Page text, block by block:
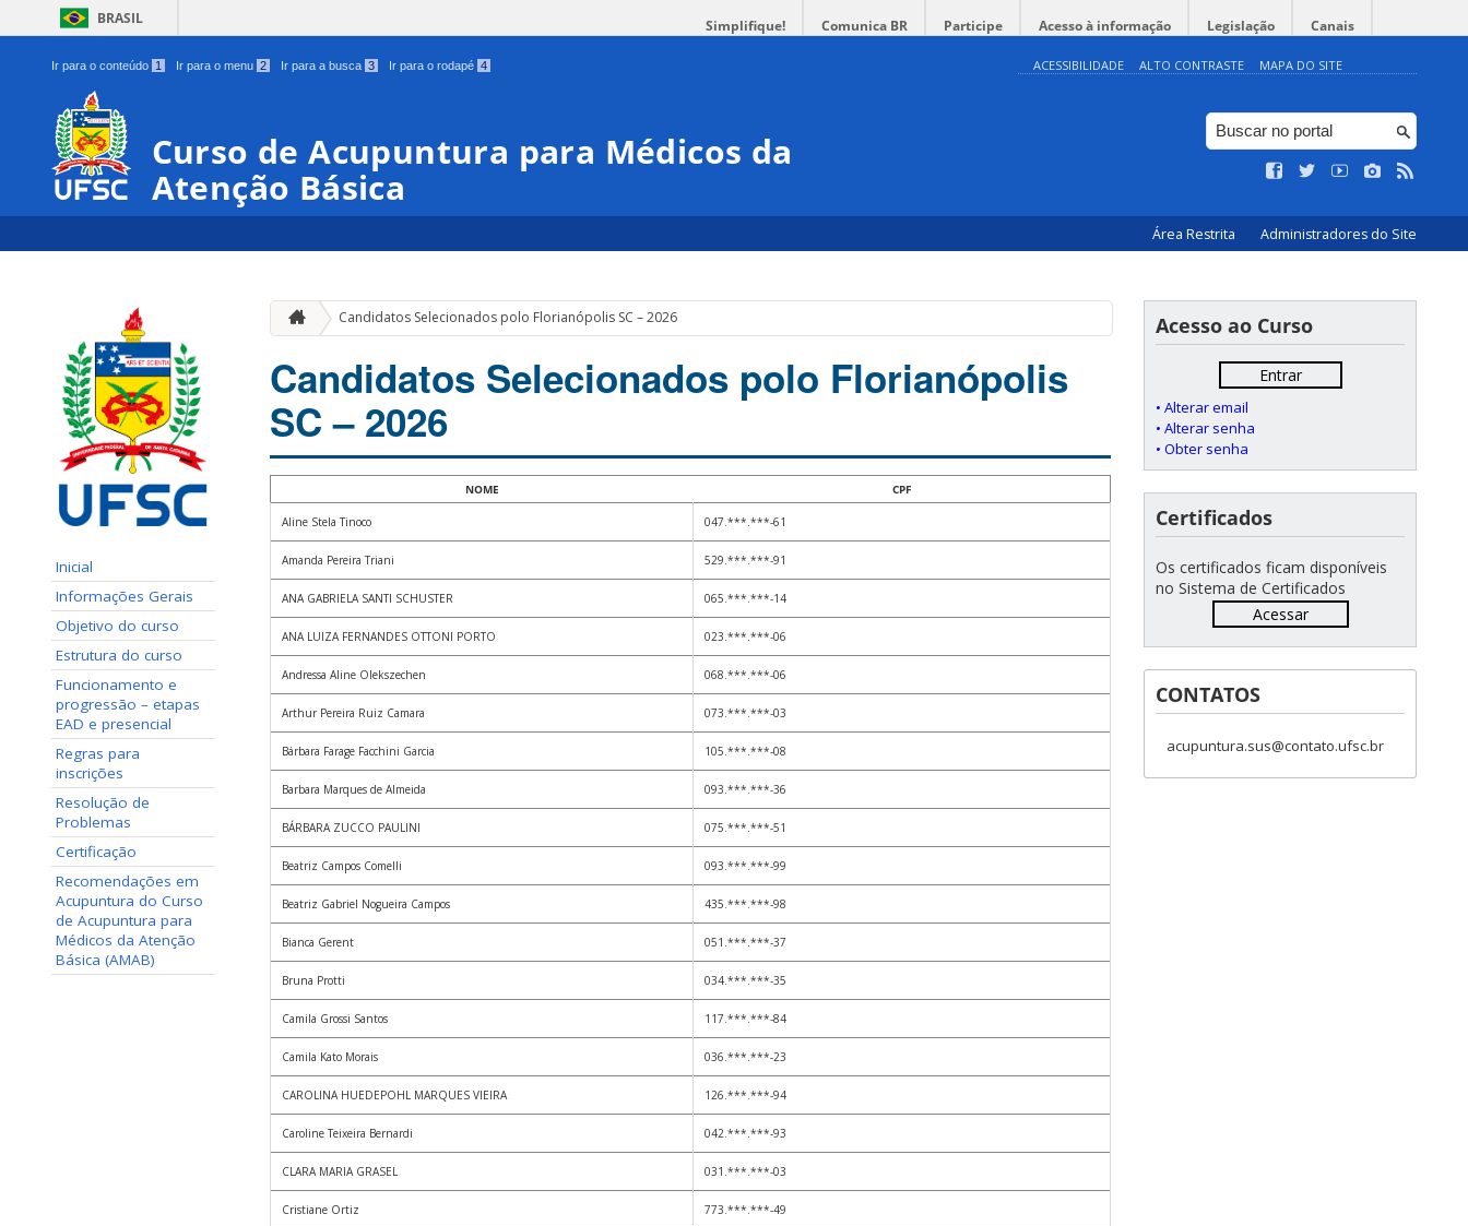
BRASIL Simplifique! Comunica BR Participe Acesso à informação Legislação Canais
Ir para o conteúdo 1 Ir para o menu 2 Ir para a busca 3 Ir para o rodapé 4 ACESSIBILIDADE ALTO CONTRASTE MAPA DO SITE
Curso de Acupuntura para Médicos da
Atenção Básica
Área Restrita Administradores do Site
Inicial
Informações Gerais
Objetivo do curso
Estrutura do curso
Funcionamento e
progressão – etapas
EAD e presencial
Regras para
inscrições
Resolução de
Problemas
Certificação
Recomendações em
Acupuntura do Curso
de Acupuntura para
Médicos da Atenção
Básica (AMAB)
Candidatos Selecionados polo Florianópolis SC – 2026
Candidatos Selecionados polo Florianópolis
SC – 2026
NOME CPF
Aline Stela Tinoco 047.***.***-61
Amanda Pereira Triani 529.***.***-91
ANA GABRIELA SANTI SCHUSTER 065.***.***-14
ANA LUIZA FERNANDES OTTONI PORTO 023.***.***-06
Andressa Aline Olekszechen 068.***.***-06
Arthur Pereira Ruiz Camara 073.***.***-03
Bárbara Farage Facchini Garcia 105.***.***-08
Barbara Marques de Almeida 093.***.***-36
BÁRBARA ZUCCO PAULINI 075.***.***-51
Beatriz Campos Comelli 093.***.***-99
Beatriz Gabriel Nogueira Campos 435.***.***-98
Bianca Gerent 051.***.***-37
Bruna Protti 034.***.***-35
Camila Grossi Santos 117.***.***-84
Camila Kato Morais 036.***.***-23
CAROLINA HUEDEPOHL MARQUES VIEIRA 126.***.***-94
Caroline Teixeira Bernardi 042.***.***-93
CLARA MARIA GRASEL 031.***.***-03
Cristiane Ortiz 773.***.***-49
Acesso ao Curso
Entrar
• Alterar email
• Alterar senha
• Obter senha
Certificados
Os certificados ficam disponíveis
no Sistema de Certificados
Acessar
CONTATOS
acupuntura.sus@contato.ufsc.br